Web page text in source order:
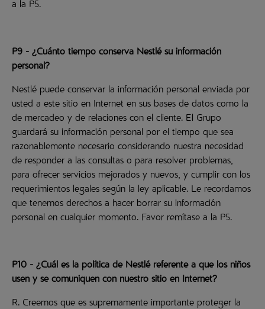
a la P5.
P9 - ¿Cuánto tiempo conserva Nestlé su información
personal?
Nestlé puede conservar la información personal enviada por
usted a este sitio en Internet en sus bases de datos como la
de mercadeo y de relaciones con el cliente. El Grupo
guardará su información personal por el tiempo que sea
razonablemente necesario considerando nuestra necesidad
de responder a las consultas o para resolver problemas,
para ofrecer servicios mejorados y nuevos, y cumplir con los
requerimientos legales según la ley aplicable. Le recordamos
que tenemos derechos a hacer borrar su información
personal en cualquier momento. Favor remítase a la P5.
P10 - ¿Cuál es la política de Nestlé referente a que los niños
usen y se comuniquen con nuestro sitio en Internet?
R. Creemos que es supremamente importante proteger la